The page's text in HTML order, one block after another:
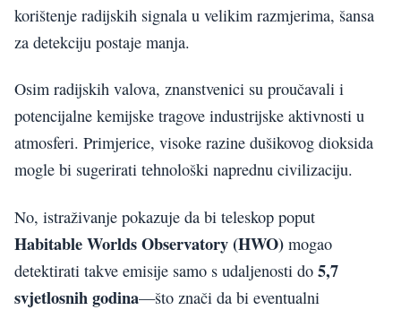
korištenje radijskih signala u velikim razmjerima, šansa
za detekciju postaje manja.
Osim radijskih valova, znanstvenici su proučavali i
potencijalne kemijske tragove industrijske aktivnosti u
atmosferi. Primjerice, visoke razine dušikovog dioksida
mogle bi sugerirati tehnološki naprednu civilizaciju.
No, istraživanje pokazuje da bi teleskop poput
Habitable Worlds Observatory (HWO) mogao
detektirati takve emisije samo s udaljenosti do 5,7
svjetlosnih godina—što znači da bi eventualni